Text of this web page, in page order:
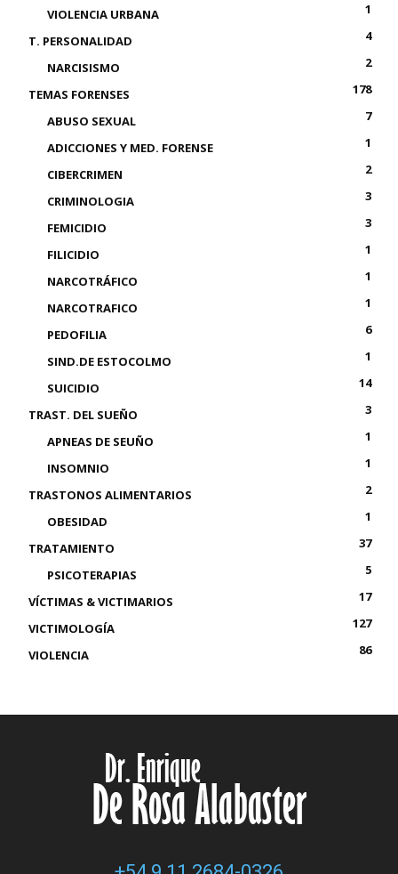
VIOLENCIA URBANA
1
T. PERSONALIDAD
4
NARCISISMO
2
TEMAS FORENSES
178
ABUSO SEXUAL
7
ADICCIONES Y MED. FORENSE
1
CIBERCRIMEN
2
CRIMINOLOGIA
3
FEMICIDIO
3
FILICIDIO
1
NARCOTRÁFICO
1
NARCOTRAFICO
1
PEDOFILIA
6
SIND.DE ESTOCOLMO
1
SUICIDIO
14
TRAST. DEL SUEÑO
3
APNEAS DE SEUÑO
1
INSOMNIO
1
TRASTONOS ALIMENTARIOS
2
OBESIDAD
1
TRATAMIENTO
37
PSICOTERAPIAS
5
VÍCTIMAS & VICTIMARIOS
17
VICTIMOLOGÍA
127
VIOLENCIA
86